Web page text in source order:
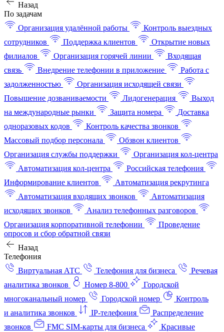
Назад
По задачам
Организация удалённой работы
Контроль выездных
сотрудников
Поддержка клиентов
Открытие новых
филиалов
Организация горячей линии
Входящая
связь
Внедрение телефонии в приложение
Работа с
задолженностью
Организация исходящей связи
Повышение дозваниваемости
Лидогенерация
Выход
на международные рынки
Защита номера
Доставка
одноразовых кодов
Контроль качества звонков
Массовый подбор персонала
Обзвон клиентов
Организация службы поддержки
Организация кол-центра
Автоматизация кол-центра
Российская телефония
Информирование клиентов
Автоматизация рекрутинга
Автоматизация входящих звонков
Автоматизация
исходящих звонков
Анализ телефонных разговоров
Организация корпоративной телефонии
Проведение
опросов и сбор обратной связи
Назад
Телефония
Виртуальная АТС
Телефония для бизнеса
Речевая
аналитика звонков
Номер 8-800
Городской
многоканальный номер
Городской номер
Контроль
и аналитика звонков
IP-телефония
Распределение
звонков
FMC SIM-карты для бизнеса
Красивые